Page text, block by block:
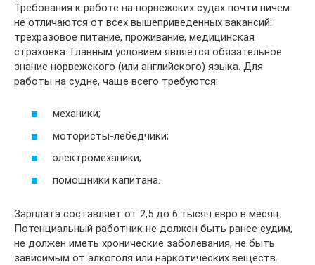
Требования к работе на норвежских судах почти ничем
не отличаются от всех вышеприведенных вакансий:
трехразовое питание, проживание, медицинская
страховка. Главным условием является обязательное
знание норвежского (или английского) языка. Для
работы на судне, чаще всего требуются:
механики;
мотористы-лебедчики;
электромеханики;
помощники капитана.
Зарплата составляет от 2,5 до 6 тысяч евро в месяц.
Потенциальный работник не должен быть ранее судим,
не должен иметь хронические заболевания, не быть
зависимым от алкоголя или наркотических веществ.